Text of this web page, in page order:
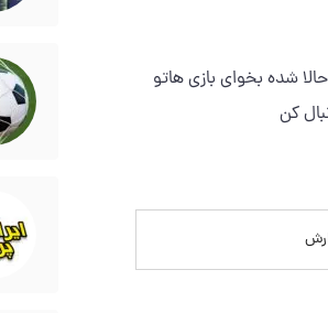
شده بخوای بازی هاتو
کن